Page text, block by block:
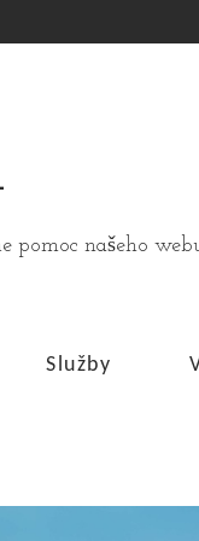
našeho
Služby